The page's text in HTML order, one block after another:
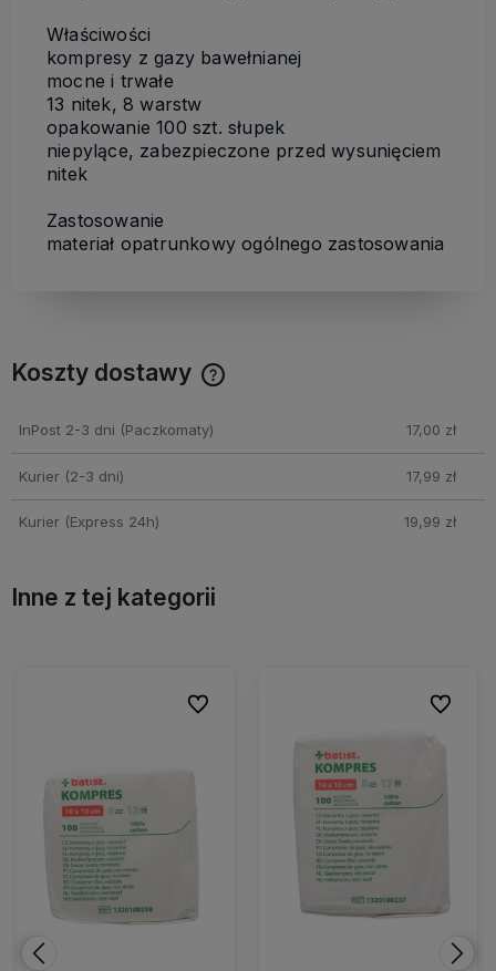
Właściwości
kompresy z gazy bawełnianej
mocne i trwałe
13 nitek, 8 warstw
opakowanie 100 szt. słupek
niepylące, zabezpieczone przed wysunięciem
nitek
Zastosowanie
materiał opatrunkowy ogólnego zastosowania
Koszty dostawy
InPost 2-3 dni (Paczkomaty) 17,00 zł
Kurier (2-3 dni) 17,99 zł
Kurier (Express 24h) 19,99 zł
Inne z tej kategorii
Do ulubionych
Do ulubionych Do
Do